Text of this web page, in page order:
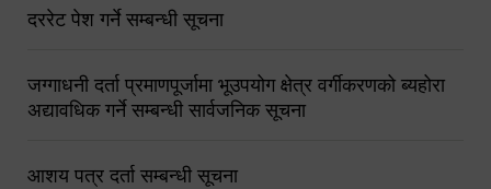
दररेट पेश गर्ने सम्बन्धी सूचना
जग्गाधनी दर्ता प्रमाणपूर्जामा भूउपयोग क्षेत्र वर्गीकरणको ब्यहोरा
अद्यावधिक गर्ने सम्बन्धी सार्वजनिक सूचना
आशय पत्र दर्ता सम्बन्धी सूचना